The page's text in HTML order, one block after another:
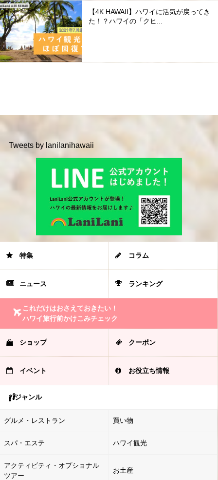
【4K HAWAII】ハワイに活気が戻ってき
た！？ハワイの「クヒ...
Tweets by lanilanihawaii
特集 コラム
ニュース ランキング
これだけはおさえておきたい！
ハワイ旅行前かけこみチェック
ショップ クーポン
イベント お役立ち情報
ジャンル
グルメ・レストラン 買い物
スパ・エステ ハワイ観光
アクティビティ・オプショナル
ツアー
お土産